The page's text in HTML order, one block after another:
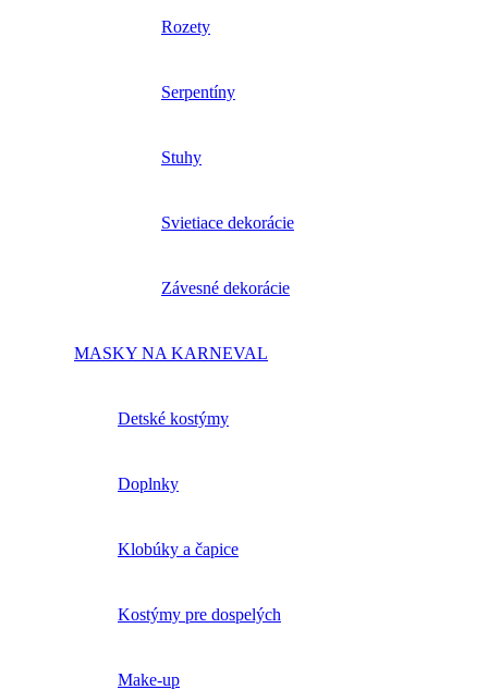
Rozety
Serpentíny
Stuhy
Svietiace dekorácie
Závesné dekorácie
MASKY NA KARNEVAL
Detské kostýmy
Doplnky
Klobúky a čapice
Kostýmy pre dospelých
Make-up